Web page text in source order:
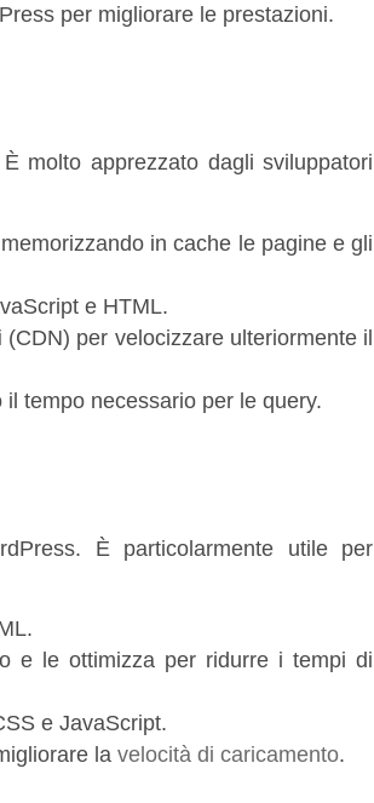
per migliorare le prestazioni.
molto apprezzato dagli sviluppatori
in cache le pagine e gli
e HTML.
(CDN) per velocizzare ulteriormente il
tempo necessario per le query.
È particolarmente utile per
e le ottimizza per ridurre i tempi di
e JavaScript.
la velocità di caricamento.